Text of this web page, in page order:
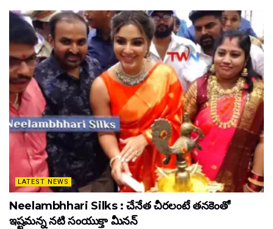
LATEST NEWS
Neelambhhari Silks : చేనేత చీరలంటే తనకెంతో
ఇష్టమన్న నటి సంయుక్తా మీనన్‌